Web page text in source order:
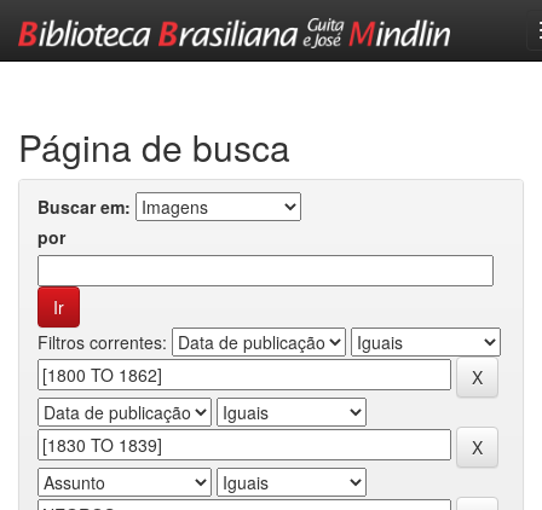
Página de busca
Buscar em:
por
Filtros correntes: